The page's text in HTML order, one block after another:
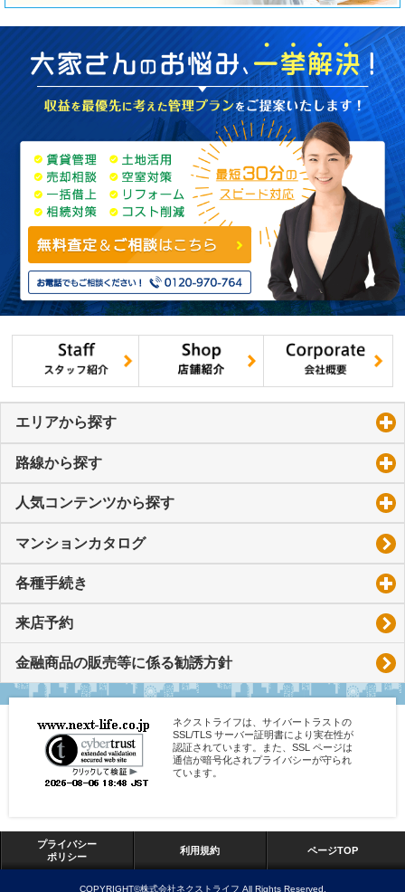
エリアから探す
路線から探す
人気コンテンツから探す
マンションカタログ
各種手続き
来店予約
金融商品の販売等に係る勧誘方針
ネクストライフは、サイバートラストの
SSL/TLS サーバー証明書により実在性が
認証されています。また、SSL ページは
通信が暗号化されプライバシーが守られ
ています。
プライバシー
ポリシー
利用規約 ページTOP
COPYRIGHT©株式会社ネクストライフ All Rights Reserved.